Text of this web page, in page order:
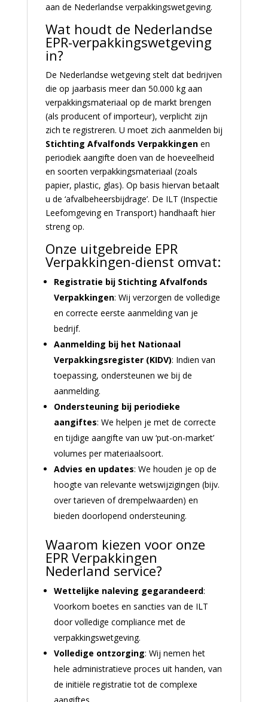
aan de Nederlandse verpakkingswetgeving.
Wat houdt de Nederlandse
EPR-verpakkingswetgeving
in?
De Nederlandse wetgeving stelt dat bedrijven
die op jaarbasis meer dan 50.000 kg aan
verpakkingsmateriaal op de markt brengen
(als producent of importeur), verplicht zijn
zich te registreren. U moet zich aanmelden bij
Stichting Afvalfonds Verpakkingenen
periodiek aangifte doen van de hoeveelheid
en soorten verpakkingsmateriaal (zoals
papier, plastic, glas). Op basis hiervan betaalt
u de ‘afvalbeheersbijdrage’. De ILT (Inspectie
Leefomgeving en Transport) handhaaft hier
streng op.
Onze uitgebreide EPR
Verpakkingen-dienst omvat:
Registratie bij Stichting Afvalfonds
Verpakkingen: Wij verzorgen de volledige
en correcte eerste aanmelding van je
bedrijf.
Aanmelding bij het Nationaal
Verpakkingsregister (KIDV): Indien van
toepassing, ondersteunen we bij de
aanmelding.
Ondersteuning bij periodieke
aangiftes: We helpen je met de correcte
en tijdige aangifte van uw ‘put-on-market’
volumes per materiaalsoort.
Advies en updates: We houden je op de
hoogte van relevante wetswijzigingen (bijv.
over tarieven of drempelwaarden) en
bieden doorlopend ondersteuning.
Waarom kiezen voor onze
EPR Verpakkingen
Nederland service?
Wettelijke naleving gegarandeerd:
Voorkom boetes en sancties van de ILT
door volledige compliance met de
verpakkingswetgeving.
Volledige ontzorging: Wij nemen het
hele administratieve proces uit handen, van
de initiële registratie tot de complexe